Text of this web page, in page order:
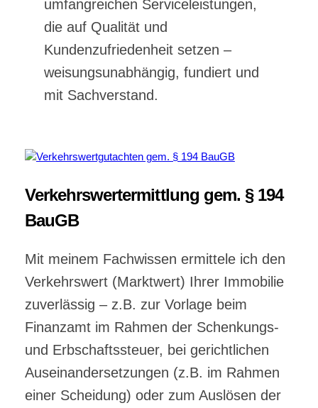
umfangreichen Serviceleistungen,
die auf Qualität und
Kundenzufriedenheit setzen –
weisungsunabhängig, fundiert und
mit Sachverstand.
Verkehrswertermittlung gem. § 194
BauGB
Mit meinem Fachwissen ermittele ich den
Verkehrswert (Marktwert) Ihrer Immobilie
zuverlässig – z.B. zur Vorlage beim
Finanzamt im Rahmen der Schenkungs-
und Erbschaftssteuer, bei gerichtlichen
Auseinandersetzungen (z.B. im Rahmen
einer Scheidung) oder zum Auslösen der